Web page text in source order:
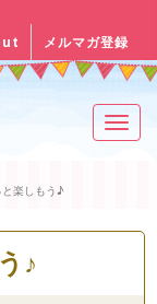
メルマガ登録
楽しもう♪
♪